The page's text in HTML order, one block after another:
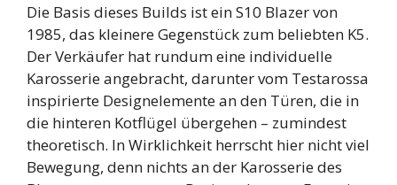
Die Basis dieses Builds ist ein S10 Blazer von
1985, das kleinere Gegenstück zum beliebten K5.
Der Verkäufer hat rundum eine individuelle
Karosserie angebracht, darunter vom Testarossa
inspirierte Designelemente an den Türen, die in
die hinteren Kotflügel übergehen – zumindest
theoretisch. In Wirklichkeit herrscht hier nicht viel
Bewegung, denn nichts an der Karosserie des